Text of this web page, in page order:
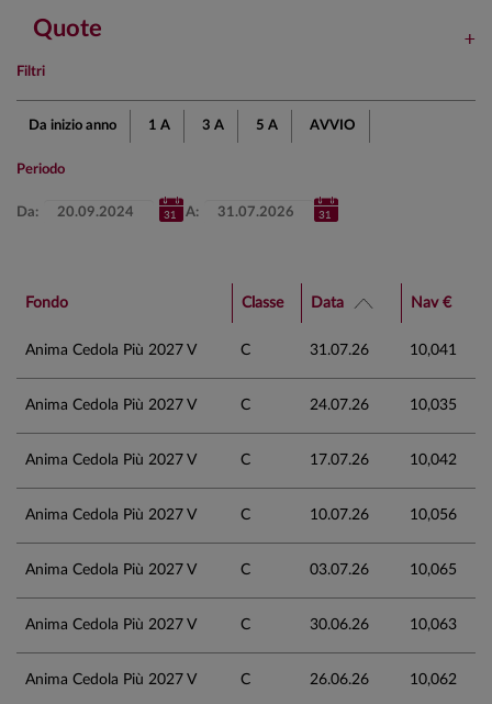
Quote
Filtri
Da inizio anno 1 A 3 A 5 A AVVIO
Periodo
Da: A:
Fondo Classe Data Nav €
Anima Cedola Più 2027 V C 31.07.26 10,041
Anima Cedola Più 2027 V C 24.07.26 10,035
Anima Cedola Più 2027 V C 17.07.26 10,042
Anima Cedola Più 2027 V C 10.07.26 10,056
Anima Cedola Più 2027 V C 03.07.26 10,065
Anima Cedola Più 2027 V C 30.06.26 10,063
Anima Cedola Più 2027 V C 26.06.26 10,062